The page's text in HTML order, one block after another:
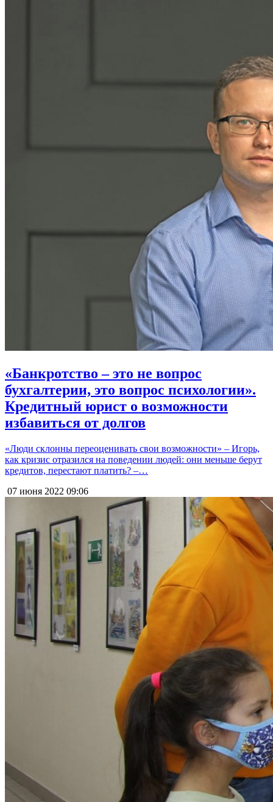
«Банкротство – это не вопрос
бухгалтерии, это вопрос психологии».
Кредитный юрист о возможности
избавиться от долгов
«Люди склонны переоценивать свои возможности» – Игорь,
как кризис отразился на поведении людей: они меньше берут
кредитов, перестают платить? –…
07 июня 2022 09:06